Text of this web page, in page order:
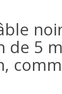
de 5 m